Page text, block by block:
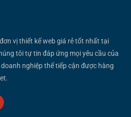
vị thiết kế web giá rẻ tốt nhất tại
tôi tự tin đáp ứng mọi yêu cầu của
nghiệp thể tiếp cận được hàng